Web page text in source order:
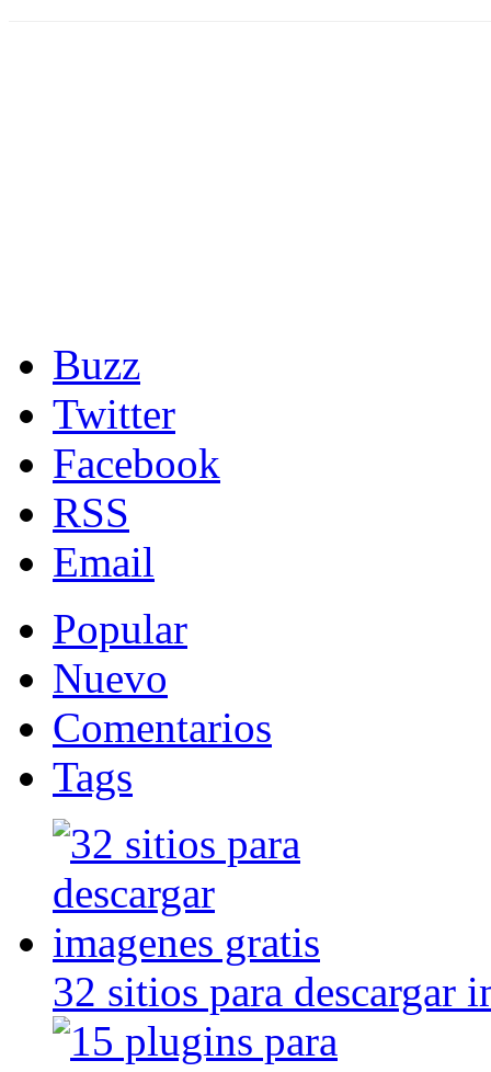
Buzz
Twitter
Facebook
RSS
Email
Popular
Nuevo
Comentarios
Tags
32 sitios para descargar